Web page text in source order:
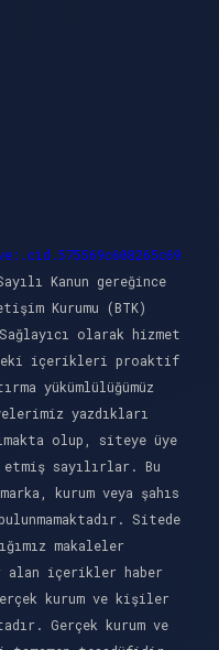
Kanun gereğince
Kurumu (BTK)
olarak hizmet
içerikleri proaktif
yükümlülüğümüz
yazdıkları
olup, siteye üye
etmiş sayılırlar. Bu
kurum veya şahıs
Sitede
makaleler
alan içerikler haber
kurum ve kişiler
Gerçek kurum ve